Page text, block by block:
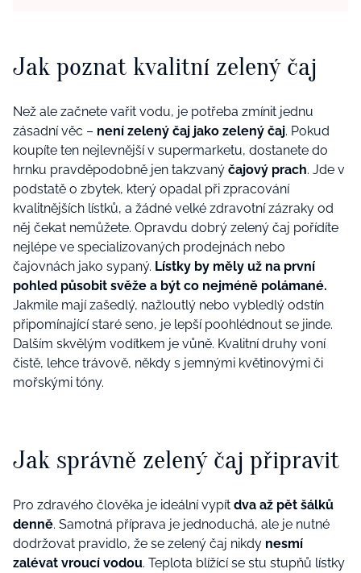
Jak poznat kvalitní zelený čaj
Než ale začnete vařit vodu, je potřeba zmínit jednu
zásadní věc – není zelený čaj jako zelený čaj. Pokud
koupíte ten nejlevnější v supermarketu, dostanete do
hrnku pravděpodobně jen takzvaný čajový prach. Jde v
podstatě o zbytek, který opadal při zpracování
kvalitnějších lístků, a žádné velké zdravotní zázraky od
něj čekat nemůžete. Opravdu dobrý zelený čaj pořídíte
nejlépe ve specializovaných prodejnách nebo
čajovnách jako sypaný. Lístky by měly už na první
pohled působit svěže a být co nejméně polámané.
Jakmile mají zašedlý, nažloutlý nebo vybledlý odstín
připomínající staré seno, je lepší poohlédnout se jinde.
Dalším skvělým vodítkem je vůně. Kvalitní druhy voní
čistě, lehce trávově, někdy s jemnými květinovými či
mořskými tóny.
Jak správně zelený čaj připravit
Pro zdravého člověka je ideální vypít dva až pět šálků
denně. Samotná příprava je jednoduchá, ale je nutné
dodržovat pravidlo, že se zelený čaj nikdy nesmí
zalévat vroucí vodou. Teplota blížící se stu stupňů lístky